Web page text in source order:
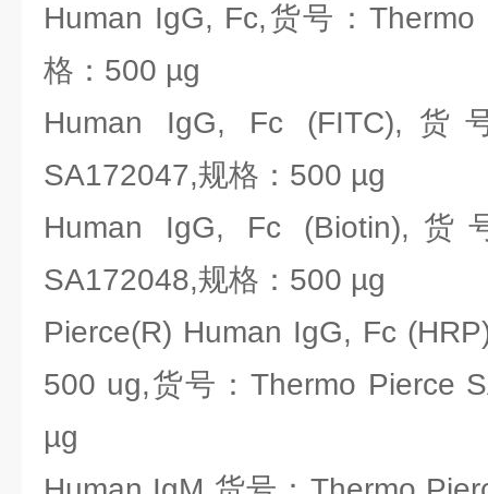
Human IgG, Fc,货号：
格：500 µg
Human IgG, Fc (FITC),货
SA172047,规格：500 µg
Human IgG, Fc (Biotin),货
SA172048,规格：500 µg
Pierce(R) Human IgG, Fc
500 ug,货号：Thermo Pierce
µg